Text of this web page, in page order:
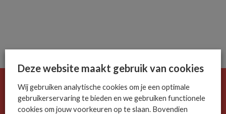
De ICT-wereld is snel. Mis niets.
Meld je nu aan voor de MSP Business nieuwsbrief.
Deze website maakt gebruik van cookies
Wij gebruiken analytische cookies om je een optimale
gebruikerservaring te bieden en we gebruiken functionele
cookies om jouw voorkeuren op te slaan. Bovendien